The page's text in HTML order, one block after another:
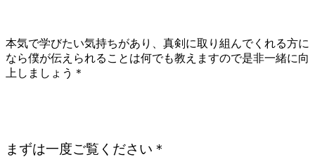
本気で学びたい気持ちがあり、真剣に取り組んでくれる方に
なら僕が伝えられることは何でも教えますので是非一緒に向
上しましょう＊
まずは一度ご覧ください＊